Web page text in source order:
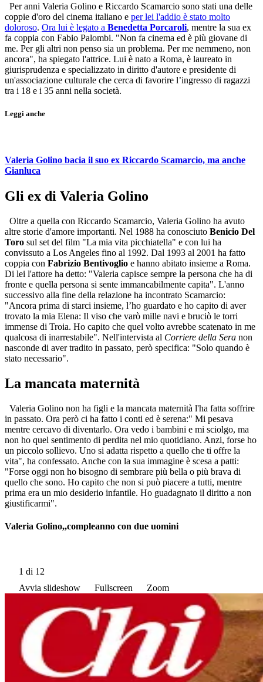
Per anni Valeria Golino e Riccardo Scamarcio sono stati una delle
coppie d'oro del cinema italiano e per lei l'addio è stato molto
doloroso. Ora lui è legato a Benedetta Porcaroli, mentre la sua ex
fa coppia con Fabio Palombi. "Non fa cinema ed è più giovane di
me. Per gli altri non penso sia un problema. Per me nemmeno, non
ancora", ha spiegato l'attrice. Lui è nato a Roma, è laureato in
giurisprudenza e specializzato in diritto d'autore e presidente di
un'associazione culturale che cerca di favorire l’ingresso di ragazzi
tra i 18 e i 35 anni nella società.
Leggi anche
Valeria Golino bacia il suo ex Riccardo Scamarcio, ma anche
Gianluca
Gli ex di Valeria Golino
Oltre a quella con Riccardo Scamarcio, Valeria Golino ha avuto
altre storie d'amore importanti. Nel 1988 ha conosciuto Benicio Del
Toro sul set del film "La mia vita picchiatella" e con lui ha
convissuto a Los Angeles fino al 1992. Dal 1993 al 2001 ha fatto
coppia con Fabrizio Bentivoglio e hanno abitato insieme a Roma.
Di lei l'attore ha detto: "Valeria capisce sempre la persona che ha di
fronte e quella persona si sente immancabilmente capita". L'anno
successivo alla fine della relazione ha incontrato Scamarcio:
"Ancora prima di starci insieme, l’ho guardato e ho capito di aver
trovato la mia Elena: Il viso che varò mille navi e bruciò le torri
immense di Troia. Ho capito che quel volto avrebbe scatenato in me
qualcosa di inarrestabile". Nell'intervista al Corriere della Sera non
nasconde di aver tradito in passato, però specifica: "Solo quando è
stato necessario".
La mancata maternità
Valeria Golino non ha figli e la mancata maternità l'ha fatta soffrire
in passato. Ora però ci ha fatto i conti ed è serena:" Mi pesava
mentre cercavo di diventarlo. Ora vedo i bambini e mi sciolgo, ma
non ho quel sentimento di perdita nel mio quotidiano. Anzi, forse ho
un piccolo sollievo. Uno si adatta rispetto a quello che ti offre la
vita", ha confessato. Anche con la sua immagine è scesa a patti:
"Forse oggi non ho bisogno di sembrare più bella o più brava di
quello che sono. Ho capito che non si può piacere a tutti, mentre
prima era un mio desiderio infantile. Ho guadagnato il diritto a non
giustificarmi".
Valeria Golino,,compleanno con due uomini
1 di 12
Avvia slideshow
Fullscreen Zoom